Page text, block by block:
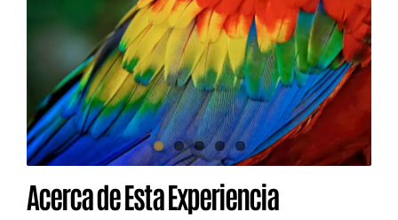
Acerca de Esta Experiencia